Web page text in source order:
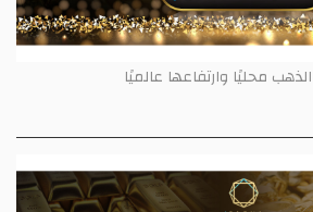
محليًا وارتفاعها عالميًا